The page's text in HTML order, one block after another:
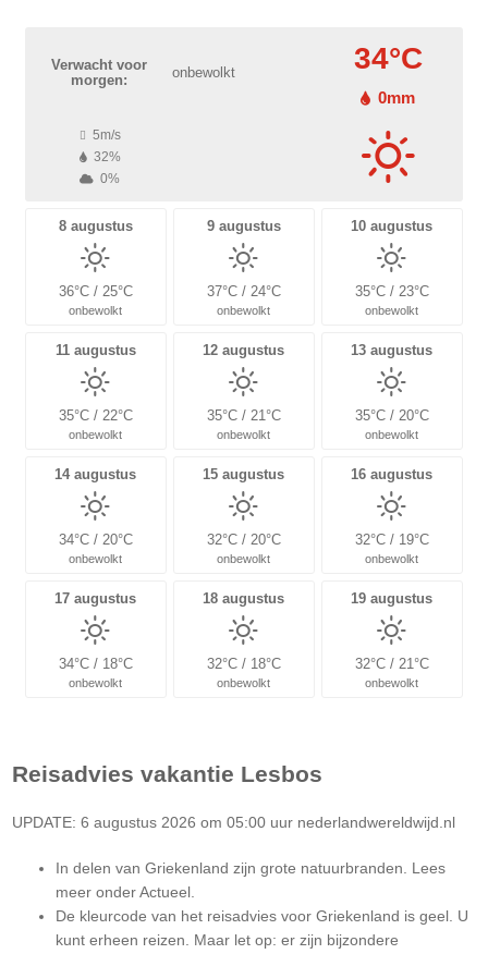
Verwacht voor
morgen:
onbewolkt 34°C
0mm
5m/s
32%
0%
8 augustus
36°C / 25°C
onbewolkt
9 augustus
37°C / 24°C
onbewolkt
10 augustus
35°C / 23°C
onbewolkt
11 augustus
35°C / 22°C
onbewolkt
12 augustus
35°C / 21°C
onbewolkt
13 augustus
35°C / 20°C
onbewolkt
14 augustus
34°C / 20°C
onbewolkt
15 augustus
32°C / 20°C
onbewolkt
16 augustus
32°C / 19°C
onbewolkt
17 augustus
34°C / 18°C
onbewolkt
18 augustus
32°C / 18°C
onbewolkt
19 augustus
32°C / 21°C
onbewolkt
Reisadvies vakantie Lesbos
UPDATE: 6 augustus 2026 om 05:00 uur nederlandwereldwijd.nl
In delen van Griekenland zijn grote natuurbranden. Lees
meer onder Actueel.
De kleurcode van het reisadvies voor Griekenland is geel. U
kunt erheen reizen. Maar let op: er zijn bijzondere